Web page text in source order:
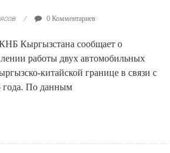
0 Комментариев
Кыргызстана сообщает о
работы двух автомобильных
китайской границе в связи с
года. По данным